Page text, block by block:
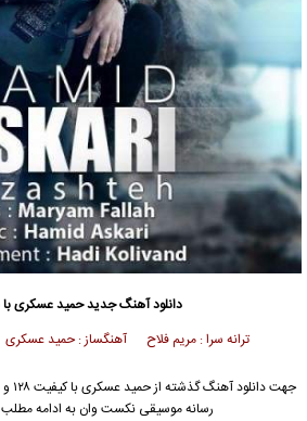
دانلود آهنگ جدیدحمید عسکری با
ترانه سرا : مریم فلاح آهنگساز : حمید
رسانه موسیقی نکست وان به ادامه مطلب